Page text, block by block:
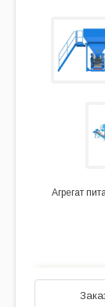
Агрегат